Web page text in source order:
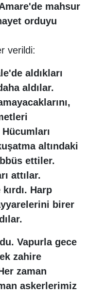
mahsur
orduyu
verildi:
aldıkları
aldılar.
altındaki
ettiler.
attılar.
Harp
birer
Vapurla gece
zahire
zaman
askerlerimiz